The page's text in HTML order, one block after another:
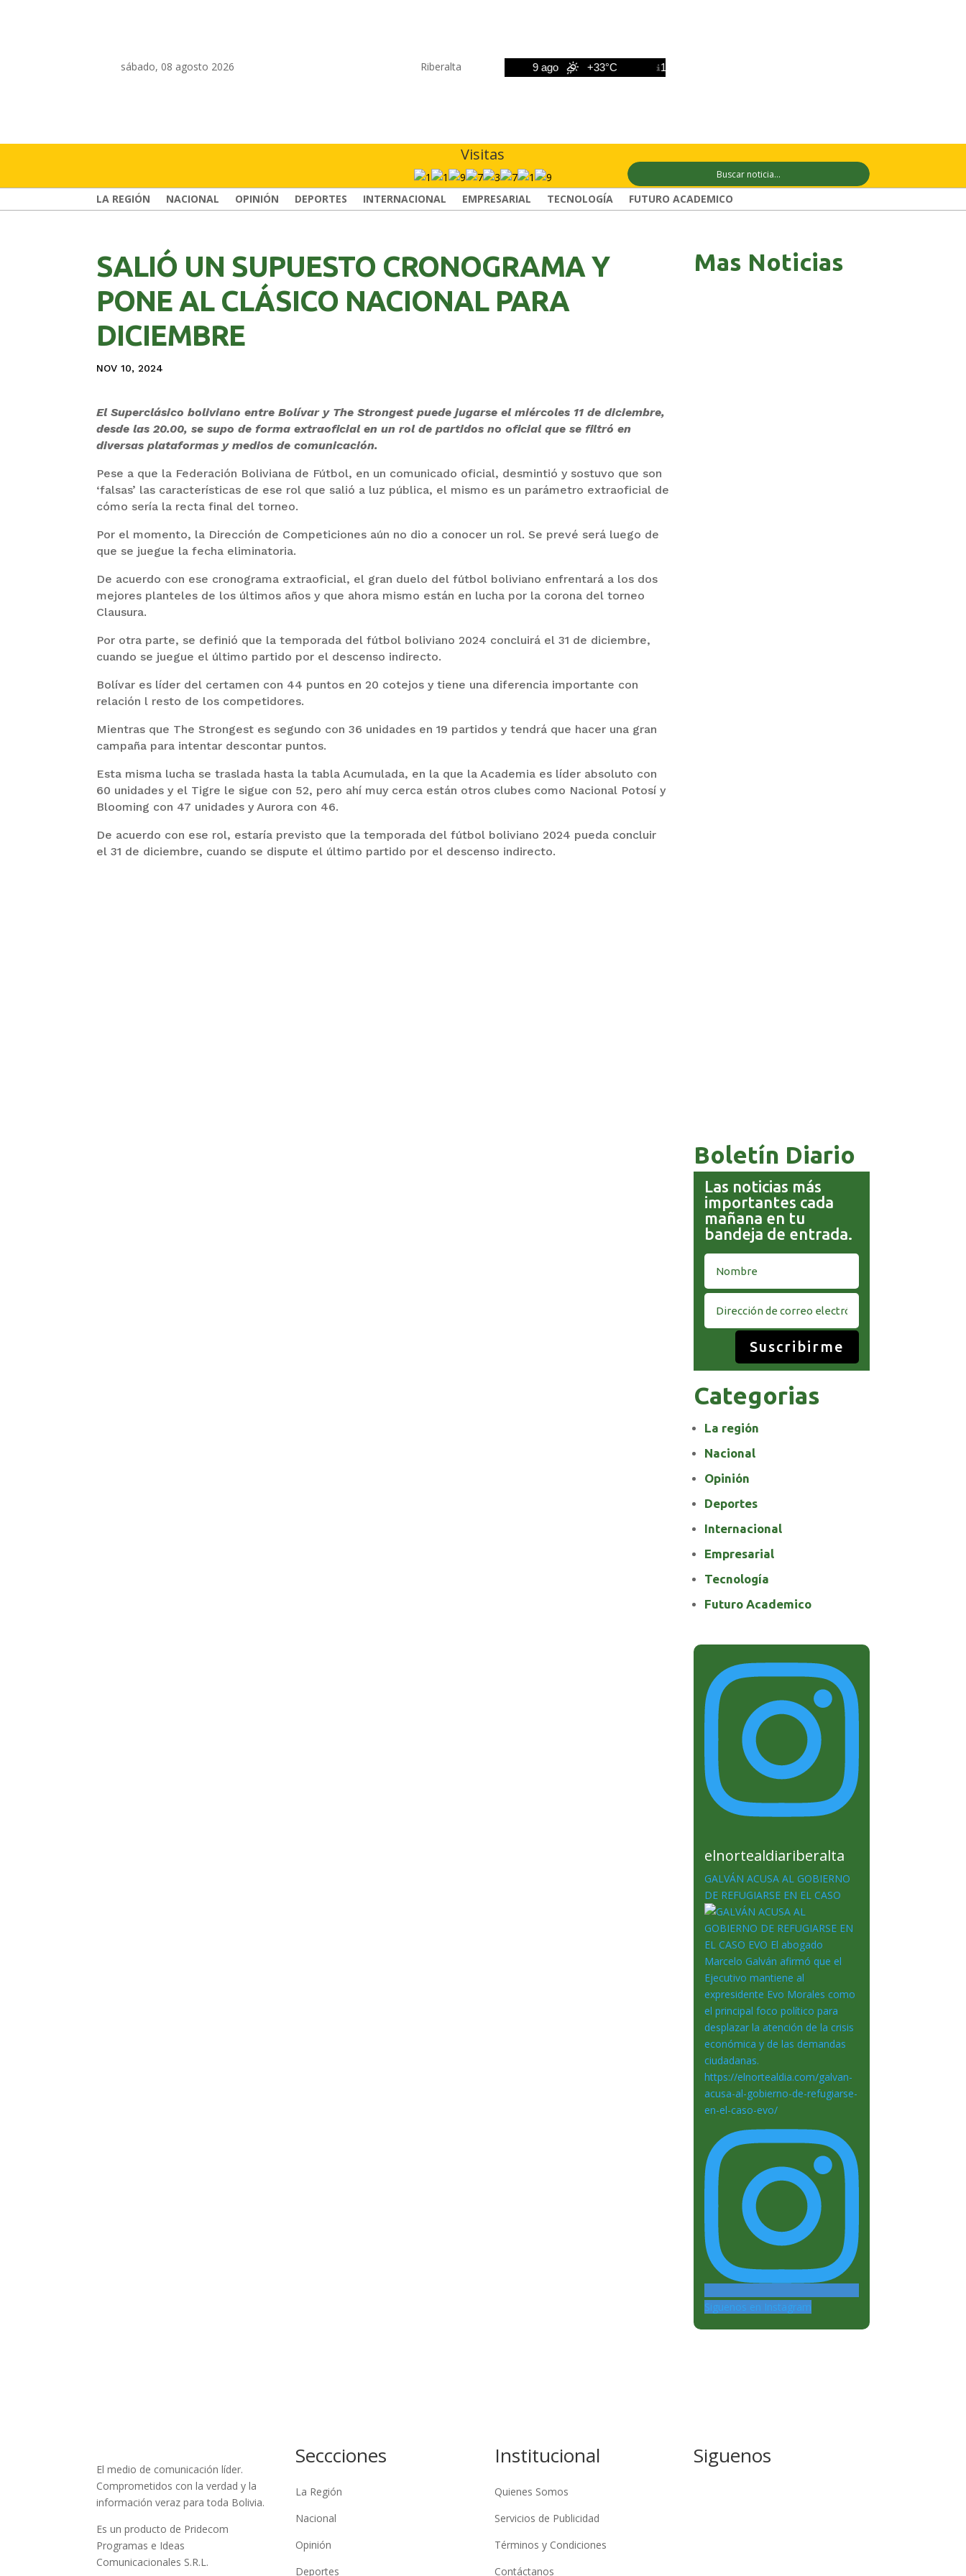
sábado, 08 agosto 2026 Riberalta
+33°C 9 ago +33°C 10 ago
Visitas
LA REGIÓN NACIONAL OPINIÓN DEPORTES INTERNACIONAL EMPRESARIAL TECNOLOGÍA FUTURO ACADEMICO
SALIÓ UN SUPUESTO CRONOGRAMA Y
PONE AL CLÁSICO NACIONAL PARA
DICIEMBRE
NOV 10, 2024
El Superclásico boliviano entre Bolívar y The Strongest puede jugarse el miércoles 11 de diciembre,
desde las 20.00, se supo de forma extraoficial en un rol de partidos no oficial que se filtró en
diversas plataformas y medios de comunicación.
Pese a que la Federación Boliviana de Fútbol, en un comunicado oficial, desmintió y sostuvo que son
‘falsas’ las características de ese rol que salió a luz pública, el mismo es un parámetro extraoficial de
cómo sería la recta final del torneo.
Por el momento, la Dirección de Competiciones aún no dio a conocer un rol. Se prevé será luego de
que se juegue la fecha eliminatoria.
De acuerdo con ese cronograma extraoficial, el gran duelo del fútbol boliviano enfrentará a los dos
mejores planteles de los últimos años y que ahora mismo están en lucha por la corona del torneo
Clausura.
Por otra parte, se definió que la temporada del fútbol boliviano 2024 concluirá el 31 de diciembre,
cuando se juegue el último partido por el descenso indirecto.
Bolívar es líder del certamen con 44 puntos en 20 cotejos y tiene una diferencia importante con
relación l resto de los competidores.
Mientras que The Strongest es segundo con 36 unidades en 19 partidos y tendrá que hacer una gran
campaña para intentar descontar puntos.
Esta misma lucha se traslada hasta la tabla Acumulada, en la que la Academia es líder absoluto con
60 unidades y el Tigre le sigue con 52, pero ahí muy cerca están otros clubes como Nacional Potosí y
Blooming con 47 unidades y Aurora con 46.
De acuerdo con ese rol, estaría previsto que la temporada del fútbol boliviano 2024 pueda concluir
el 31 de diciembre, cuando se dispute el último partido por el descenso indirecto.
Mas Noticias
Boletín Diario
Las noticias más
importantes cada
mañana en tu
bandeja de entrada.
Suscribirme
Categorias
La región
Nacional
Opinión
Deportes
Internacional
Empresarial
Tecnología
Futuro Academico
elnortealdiariberalta
GALVÁN ACUSA AL GOBIERNO
DE REFUGIARSE EN EL CASO
Siguenos en Instagram
El medio de comunicación líder.
Comprometidos con la verdad y la
información veraz para toda Bolivia.
Es un producto de Pridecom
Programas e Ideas
Comunicacionales S.R.L.
Seccciones
La Región
Nacional
Opinión
Deportes
Institucional
Quienes Somos
Servicios de Publicidad
Términos y Condiciones
Contáctanos
Siguenos